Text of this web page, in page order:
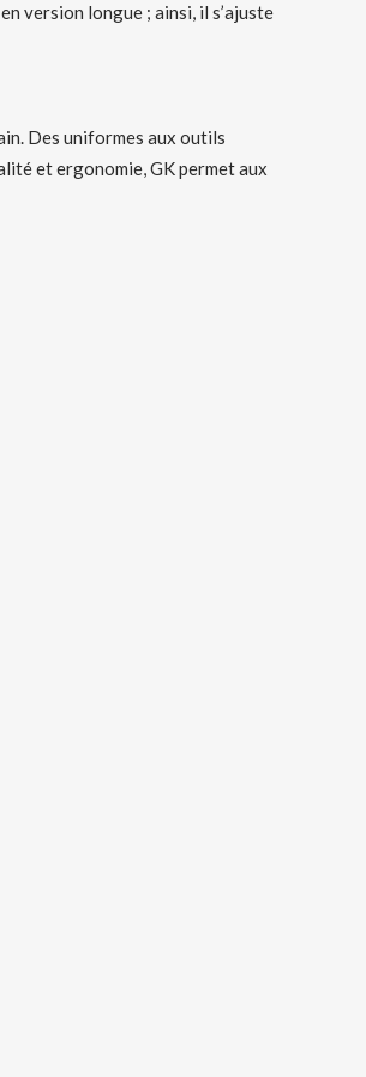
version longue ; ainsi, il s’ajuste
Des uniformes aux outils
et ergonomie, GK permet aux